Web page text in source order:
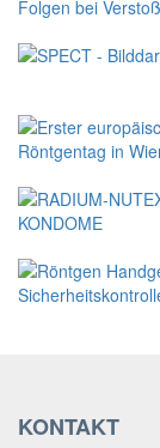
KONTAKT